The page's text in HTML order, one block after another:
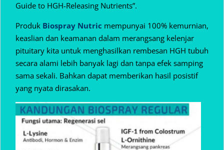
Guide to HGH-Releasing Nutrients”.
Produk Biospray Nutric mempunyai 100% kemurnian,
keaslian dan keamanan dalam merangsang kelenjar
pituitary kita untuk menghasilkan rembesan HGH tubuh
secara alami lebih banyak lagi dan tanpa efek samping
sama sekali. Bahkan dapat memberikan hasil posistif
yang nyata dirasakan.